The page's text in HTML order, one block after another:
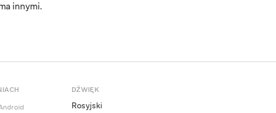
innymi.
DŹWIĘK
Rosyjski